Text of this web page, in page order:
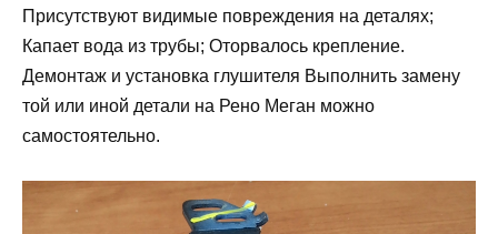
Присутствуют видимые повреждения на деталях;
Капает вода из трубы; Оторвалось крепление.
Демонтаж и установка глушителя Выполнить замену
той или иной детали на Рено Меган можно
самостоятельно.